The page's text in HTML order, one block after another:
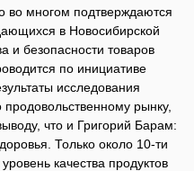
во многом подтверждаются
в Новосибирской
и безопасности товаров
по инициативе
исследования
рынку,
что и Григорий Барам:
Только около 10-ти
качества продуктов